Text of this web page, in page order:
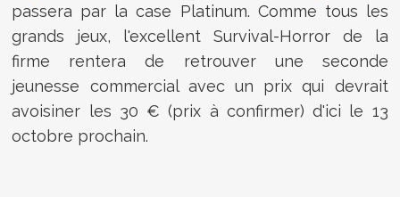
passera par la case Platinum. Comme tous les
grands jeux, l'excellent Survival-Horror de la
firme rentera de retrouver une seconde
jeunesse commercial avec un prix qui devrait
avoisiner les 30 € (prix à confirmer) d'ici le 13
octobre prochain.